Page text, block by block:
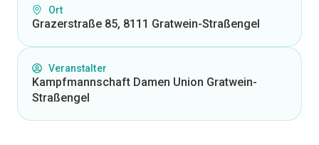
Ort
Grazerstraße 85, 8111 Gratwein-Straßengel
Veranstalter
Kampfmannschaft Damen Union Gratwein-
Straßengel